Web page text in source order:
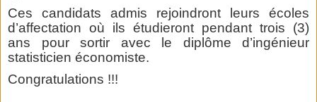
Ces candidats admis rejoindront leurs écoles
d’affectation où ils étudieront pendant trois (3)
ans pour sortir avec le diplôme d’ingénieur
statisticien économiste.
Congratulations !!!